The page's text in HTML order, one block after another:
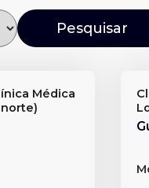
Médica